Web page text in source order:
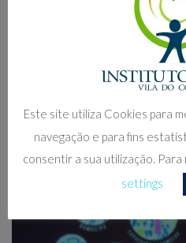
Este site utiliza Cookies para
navegação e para fins
consentir a sua utilização. Para
settings